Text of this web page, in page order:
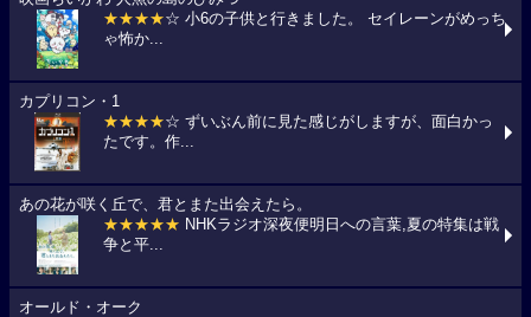
★★★★☆ 小6の子供と行きました。 セイレーンがめっち
ゃ怖か...
カプリコン・1
★★★★☆ ずいぶん前に見た感じがしますが、面白かっ
たです。作...
あの花が咲く丘で、君とまた出会えたら。
★★★★★ NHKラジオ深夜便明日への言葉,夏の特集は戦
争と平...
オールド・オーク